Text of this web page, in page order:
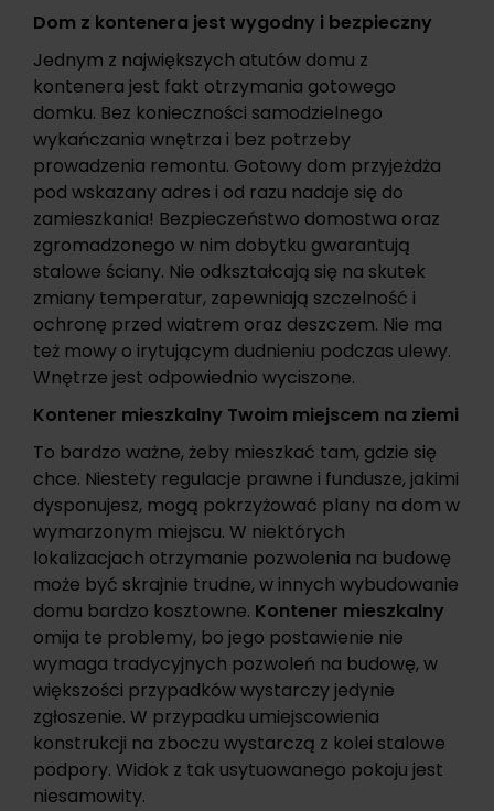
Dom z kontenera jest wygodny i bezpieczny
Jednym z największych atutów domu z
kontenera jest fakt otrzymania gotowego
domku. Bez konieczności samodzielnego
wykańczania wnętrza i bez potrzeby
prowadzenia remontu. Gotowy dom przyjeżdża
pod wskazany adres i od razu nadaje się do
zamieszkania! Bezpieczeństwo domostwa oraz
zgromadzonego w nim dobytku gwarantują
stalowe ściany. Nie odkształcają się na skutek
zmiany temperatur, zapewniają szczelność i
ochronę przed wiatrem oraz deszczem. Nie ma
też mowy o irytującym dudnieniu podczas ulewy.
Wnętrze jest odpowiednio wyciszone.
Kontener mieszkalny Twoim miejscem na ziemi
To bardzo ważne, żeby mieszkać tam, gdzie się
chce. Niestety regulacje prawne i fundusze, jakimi
dysponujesz, mogą pokrzyżować plany na dom w
wymarzonym miejscu. W niektórych
lokalizacjach otrzymanie pozwolenia na budowę
może być skrajnie trudne, w innych wybudowanie
domu bardzo kosztowne. Kontener mieszkalny
omija te problemy, bo jego postawienie nie
wymaga tradycyjnych pozwoleń na budowę, w
większości przypadków wystarczy jedynie
zgłoszenie. W przypadku umiejscowienia
konstrukcji na zboczu wystarczą z kolei stalowe
podpory. Widok z tak usytuowanego pokoju jest
niesamowity.